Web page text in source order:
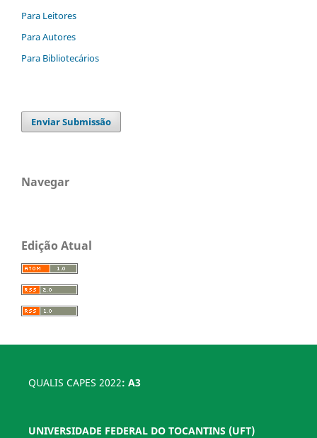
Para Leitores
Para Autores
Para Bibliotecários
Enviar Submissão
Navegar
Edição Atual
QUALIS CAPES 2022: A3
UNIVERSIDADE FEDERAL DO TOCANTINS (UFT)